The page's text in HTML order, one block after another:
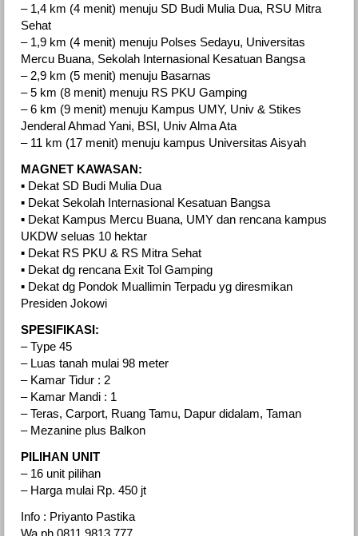
– 1,4 km (4 menit) menuju SD Budi Mulia Dua, RSU Mitra
Sehat
– 1,9 km (4 menit) menuju Polses Sedayu, Universitas
Mercu Buana, Sekolah Internasional Kesatuan Bangsa
– 2,9 km (5 menit) menuju Basarnas
– 5 km (8 menit) menuju RS PKU Gamping
– 6 km (9 menit) menuju Kampus UMY, Univ & Stikes
Jenderal Ahmad Yani, BSI, Univ Alma Ata
– 11 km (17 menit) menuju kampus Universitas Aisyah
MAGNET KAWASAN:
▪︎ Dekat SD Budi Mulia Dua
▪︎ Dekat Sekolah Internasional Kesatuan Bangsa
▪︎ Dekat Kampus Mercu Buana, UMY dan rencana kampus
UKDW seluas 10 hektar
▪︎ Dekat RS PKU & RS Mitra Sehat
▪︎ Dekat dg rencana Exit Tol Gamping
▪︎ Dekat dg Pondok Muallimin Terpadu yg diresmikan
Presiden Jokowi
SPESIFIKASI:
– Type 45
– Luas tanah mulai 98 meter
– Kamar Tidur : 2
– Kamar Mandi : 1
– Teras, Carport, Ruang Tamu, Dapur didalam, Taman
– Mezanine plus Balkon
PILIHAN UNIT
– 16 unit pilihan
– Harga mulai Rp. 450 jt
Info : Priyanto Pastika
Wa ph 0811.9813.777